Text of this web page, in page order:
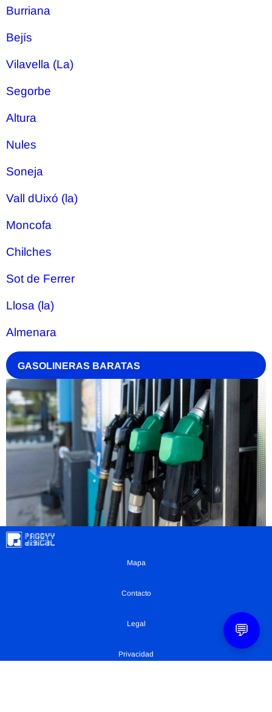
Burriana
Bejís
Vilavella (La)
Segorbe
Altura
Nules
Soneja
Vall dUixó (la)
Moncofa
Chilches
Sot de Ferrer
Llosa (la)
Almenara
GASOLINERAS BARATAS
Mapa
Contacto
Legal
Privacidad
💬